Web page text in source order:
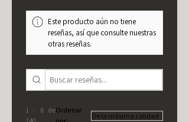
Este producto aún no tiene
reseñas, así que consulte nuestras
otras reseñas.
1 - 6 deOrdenar